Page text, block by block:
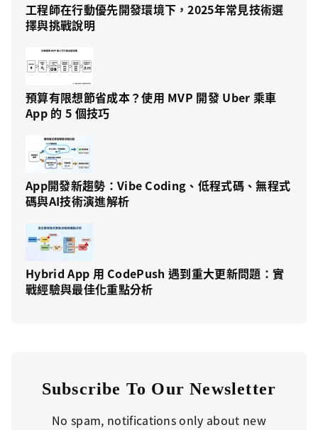
工程師在行動優先開發環境下，2025年常見技術選
擇與挑戰說明
預算有限想節省成本？使用 MVP 開發 Uber 乘車
App 的 5 個技巧
App開發新趨勢：Vibe Coding、低程式碼、無程式
碼與AI技術演進解析
Hybrid App 用 CodePush 遇到重大更新問題：實
戰經驗與最佳化重點分析
Subscribe To Our Newsletter
No spam, notifications only about new